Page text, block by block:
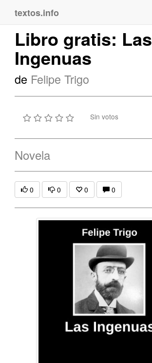
textos.info
Libro gratis: Las
Ingenuas
de Felipe Trigo
Sin votos
Novela
0 0 0 0